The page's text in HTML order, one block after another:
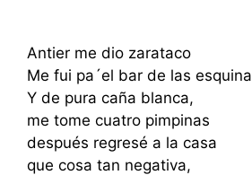
Antier me dio zarataco
Me fui pa´el bar de las esquina
Y de pura caña blanca,
me tome cuatro pimpinas
después regresé a la casa
que cosa tan negativa,